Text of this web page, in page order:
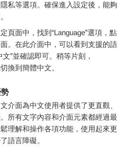
私等選項。確保進入設定後，能夠
定頁面中，找到“Language”選項，點
。在此介面中，可以看到支援的語
”並確認即可。稍等片刻，
換到簡體中文。
介面為中文使用者提供了更直觀、
所有文字內容和介面元素都經過最
理解和操作各項功能，使用起來更
語言障礙。